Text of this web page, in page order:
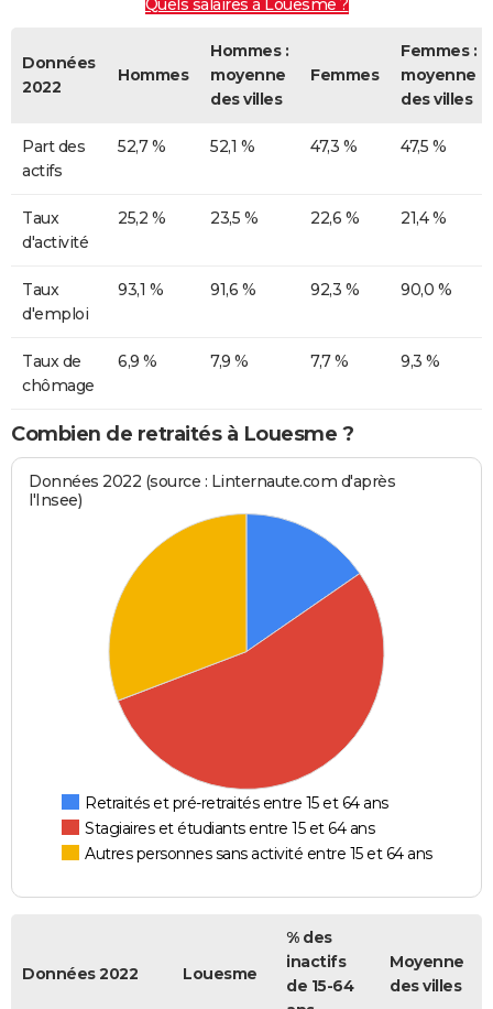
Quels salaires à Louesme ?
Données
2022
Hommes
Hommes :
moyenne
des villes
Femmes
Femmes :
moyenne
des villes
Part des
actifs
52,7 % 52,1 % 47,3 % 47,5 %
Taux
d'activité
25,2 % 23,5 % 22,6 % 21,4 %
Taux
d'emploi
93,1 % 91,6 % 92,3 % 90,0 %
Taux de
chômage
6,9 % 7,9 % 7,7 % 9,3 %
Combien de retraités à Louesme ?
Données 2022 (source : Linternaute.com d'après
l'Insee)
Retraités et pré-retraités entre 15 et 64 ans
Stagiaires et étudiants entre 15 et 64 ans
Autres personnes sans activité entre 15 et 64 ans
Données 2022 Louesme
% des
inactifs
de 15-64
Moyenne
des villes